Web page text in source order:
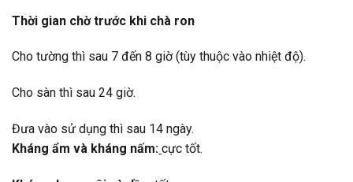
Thời gian chờ trước khi chà ron
Cho tường thì sau 7 đến 8 giờ (tùy thuộc vào nhiệt độ).
Cho sàn thì sau 24 giờ.
Đưa vào sử dụng thì sau 14 ngày.
Kháng ẩm và kháng nấm: cực tốt.